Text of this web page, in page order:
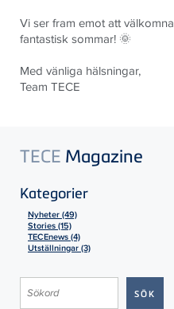
Vi ser fram emot att
fantastisk sommar! 🌞
Med vänliga hälsningar,
Team TECE
TECE Magazine
Kategorier
Nyheter (49)
Stories (15)
TECEnews (4)
Utställningar (3)